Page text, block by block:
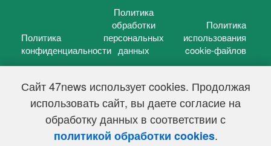
Сайт 47news использует cookies. Продолжая
использовать сайт, вы даете согласие на
обработку данных в соответствии с
политикой обработки cookies.
Политика
конфиденциальности
Политика
обработки
персональных
данных
Политика
использования
cookie-файлов
47 новостей (47 news)2005 — 2026 г.
Свидетельство о регистрации СМИ Эл № ФС 77-39848, выдано
Федеральной службой по надзору в сфере связи,
информационных технологий и массовых коммуникаций